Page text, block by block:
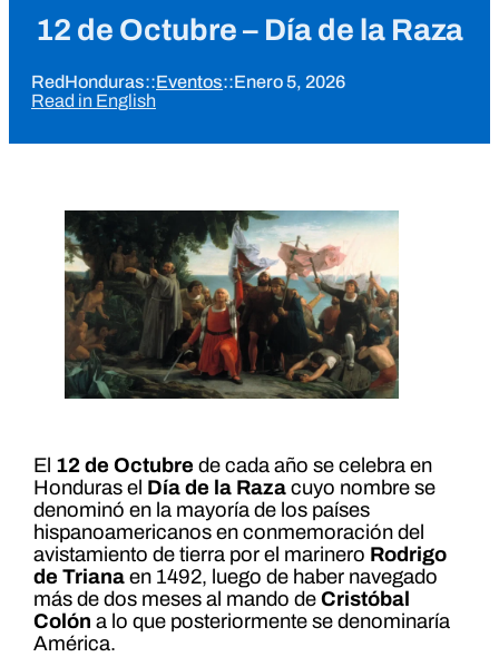
12 de Octubre – Día de la Raza
RedHonduras::Eventos::Enero 5, 2026
Read in English
El 12 de Octubre de cada año se celebra en
Honduras el Día de la Razacuyo nombre se
denominó en la mayoría de los países
hispanoamericanos en conmemoración del
avistamiento de tierra por el marinero Rodrigo
de Trianaen 1492, luego de haber navegado
más de dos meses al mando de Cristóbal
Colón a lo que posteriormente se denominaría
América.